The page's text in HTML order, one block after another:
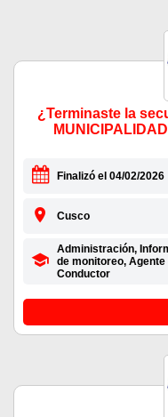
¿Terminaste la
Finalizó el 04/02/2026
Cusco
Administración,
de monitoreo,
Conductor